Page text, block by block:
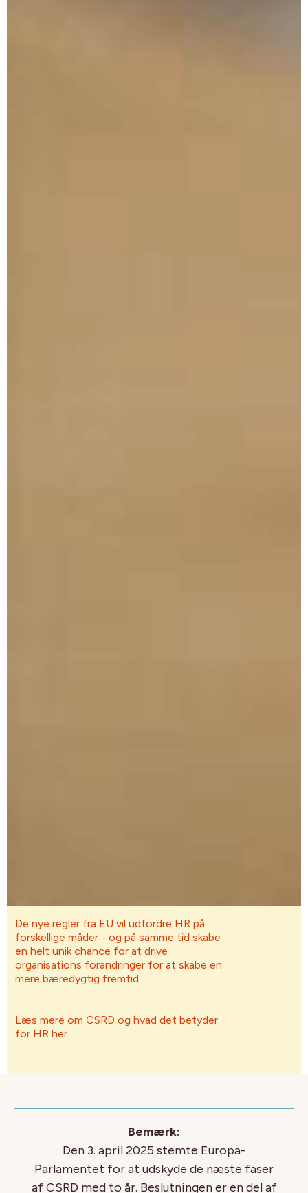
De nye regler fra EU vil udfordre HR på
forskellige måder - og på samme tid skabe
en helt unik chance for at drive
organisations forandringer for at skabe en
mere bæredygtig fremtid.
Læs mere om CSRD og hvad det betyder
for HR her.
Bemærk:
Den 3. april 2025 stemte Europa-
Parlamentet for at udskyde de næste faser
af CSRD med to år. Beslutningen er en del af